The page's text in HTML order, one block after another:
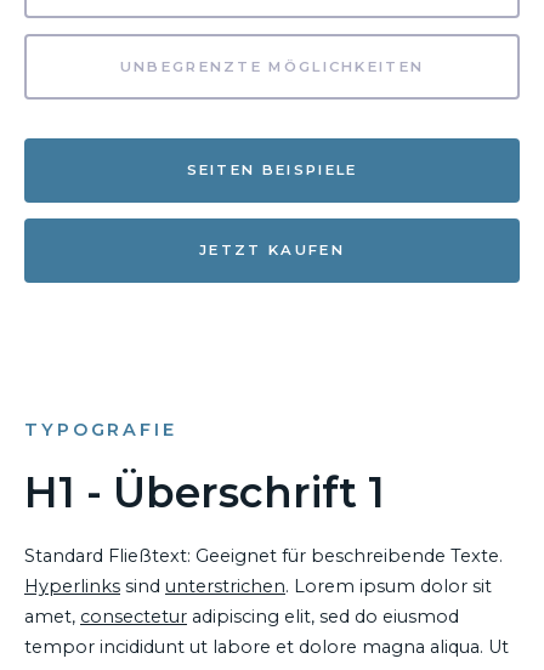
UNBEGRENZTE MÖGLICHKEITEN
SEITEN BEISPIELE
JETZT KAUFEN
TYPOGRAFIE
H1 - Überschrift 1
Standard Fließtext: Geeignet für beschreibende Texte.
Hyperlinks sind unterstrichen. Lorem ipsum dolor sit
amet, consectetur adipiscing elit, sed do eiusmod
tempor incididunt ut labore et dolore magna aliqua. Ut